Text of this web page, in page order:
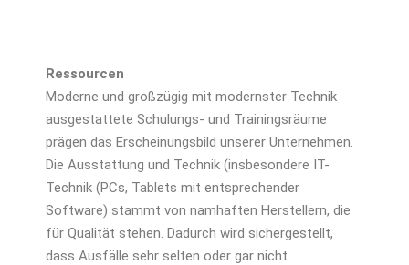
Ressourcen
Moderne und großzügig mit modernster Technik
ausgestattete Schulungs- und Trainings­räume
prägen das Erscheinungsbild unserer Unternehmen.
Die Ausstattung und Technik (insbesondere IT-
Technik (PCs, Tablets mit entsprechender
Software) stammt von namhaften Herstellern, die
für Qualität stehen. Dadurch wird sichergestellt,
dass Ausfälle sehr selten oder gar nicht